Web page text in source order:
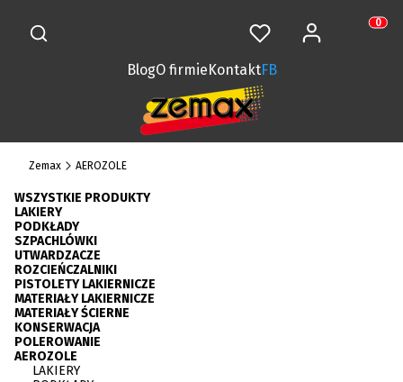
Otwórz wyszukiwarkę
Szukaj Ulubione Zaloguj się
BlogO firmieKontaktFB
Zemax AEROZOLE
WSZYSTKIE PRODUKTY
LAKIERY
PODKŁADY
SZPACHLÓWKI
UTWARDZACZE
ROZCIEŃCZALNIKI
PISTOLETY LAKIERNICZE
MATERIAŁY LAKIERNICZE
MATERIAŁY ŚCIERNE
KONSERWACJA
POLEROWANIE
AEROZOLE
LAKIERY